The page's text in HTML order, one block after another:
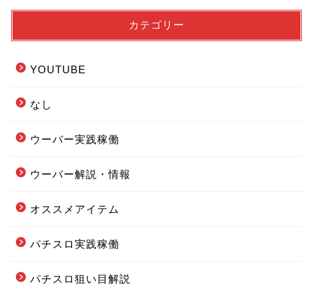
カテゴリー
YOUTUBE
なし
ウーバー実践稼働
ウーバー解説・情報
オススメアイテム
パチスロ実践稼働
パチスロ狙い目解説
フーデリの始め方まとめ